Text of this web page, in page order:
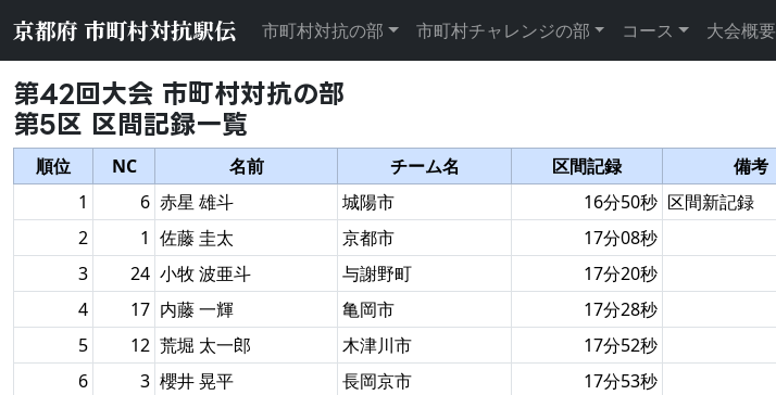
京都府 市町村対抗駅伝 市町村対抗の部 市町村チャレンジの部 コース 大会概要
第42回大会 市町村対抗の部
第5区 区間記録一覧
順位 NC 名前 チーム名 区間記録
備考
1
6 赤星 雄斗 城陽市 16分50秒 区間新記録
2
1 佐藤 圭太 京都市
17分08秒
3
24 小牧 波亜斗 与謝野町
17分20秒
4
17 内藤 一輝 亀岡市
17分28秒
5
12 荒堀 太一郎 木津川市
17分52秒
6
3 櫻井 晃平 長岡京市
17分53秒